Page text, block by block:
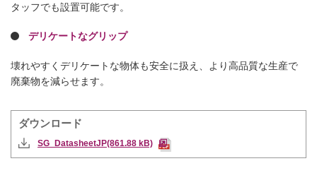
タッフでも設置可能です。
デリケートなグリップ
壊れやすくデリケートな物体も安全に扱え、より高品質な生産で
廃棄物を減らせます。
ダウンロード
SG_DatasheetJP(861.88 kB)